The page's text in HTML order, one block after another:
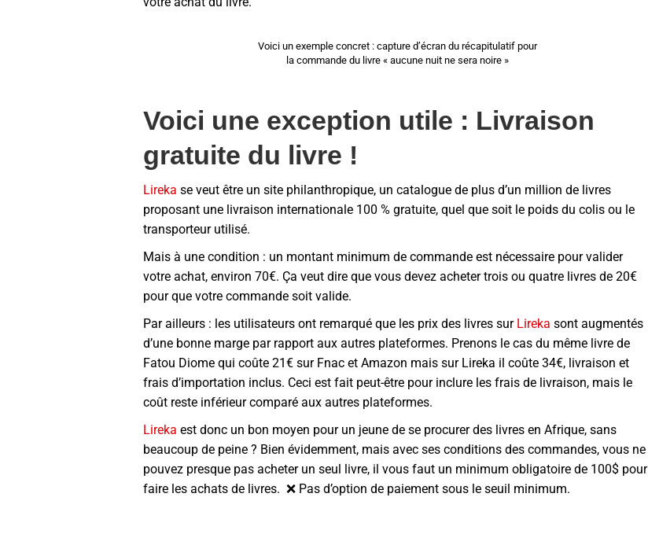
Voici un exemple concret : capture d’écran du récapitulatif pour
la commande du livre « aucune nuit ne sera noire »
Voici une exception utile : Livraison
gratuite du livre !
Lireka se veut être un site philanthropique, un catalogue de plus d’un million de livres
proposant une livraison internationale 100 % gratuite, quel que soit le poids du colis ou le
transporteur utilisé.
Mais à une condition : un montant minimum de commande est nécessaire pour valider
votre achat, environ 70€. Ça veut dire que vous devez acheter trois ou quatre livres de 20€
pour que votre commande soit valide.
Par ailleurs : les utilisateurs ont remarqué que les prix des livres sur Lireka sont augmentés
d’une bonne marge par rapport aux autres plateformes. Prenons le cas du même livre de
Fatou Diome qui coûte 21€ sur Fnac et Amazon mais sur Lireka il coûte 34€, livraison et
frais d’importation inclus. Ceci est fait peut-être pour inclure les frais de livraison, mais le
coût reste inférieur comparé aux autres plateformes.
Lireka est donc un bon moyen pour un jeune de se procurer des livres en Afrique, sans
beaucoup de peine ? Bien évidemment, mais avec ses conditions des commandes, vous ne
pouvez presque pas acheter un seul livre, il vous faut un minimum obligatoire de 100$ pour
faire les achats de livres. ❌ Pas d’option de paiement sous le seuil minimum.